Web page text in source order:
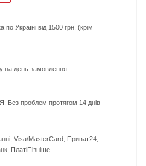
Україні від 1500 грн. (крім
на день замовлення
проблем протягом 14 днів
Visa/MasterCard, Приват24,
ПлатіПізніше